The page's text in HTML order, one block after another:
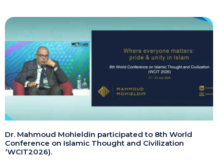
Dr. Mahmoud Mohieldin participated to 8th World
Conference on Islamic Thought and Civilization
(WCIT2026).